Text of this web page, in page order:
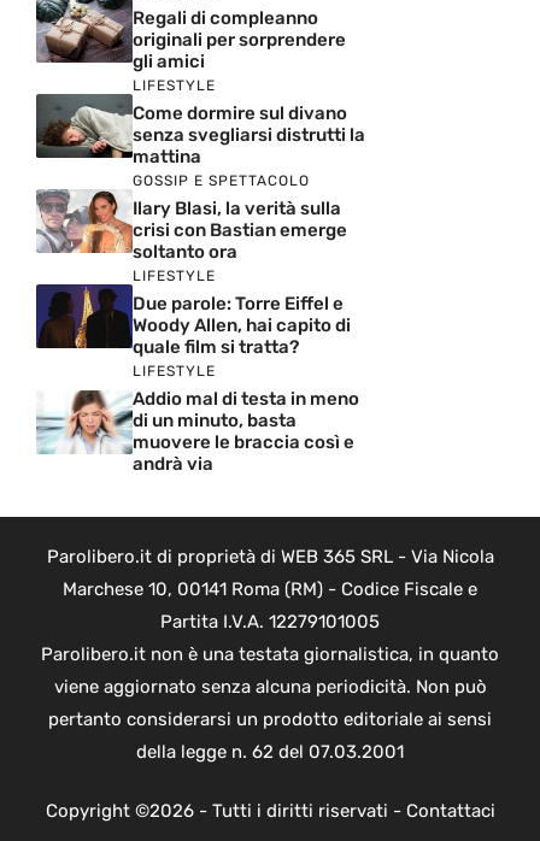
Regali di compleanno
originali per sorprendere
gli amici
LIFESTYLE
Come dormire sul divano
senza svegliarsi distrutti la
mattina
GOSSIP E SPETTACOLO
Ilary Blasi, la verità sulla
crisi con Bastian emerge
soltanto ora
LIFESTYLE
Due parole: Torre Eiffel e
Woody Allen, hai capito di
quale film si tratta?
LIFESTYLE
Addio mal di testa in meno
di un minuto, basta
muovere le braccia così e
andrà via
Parolibero.it di proprietà di WEB 365 SRL - Via Nicola
Marchese 10, 00141 Roma (RM) - Codice Fiscale e
Partita I.V.A. 12279101005
Parolibero.it non è una testata giornalistica, in quanto
viene aggiornato senza alcuna periodicità. Non può
pertanto considerarsi un prodotto editoriale ai sensi
della legge n. 62 del 07.03.2001
Copyright ©2026 - Tutti i diritti riservati - Contattaci